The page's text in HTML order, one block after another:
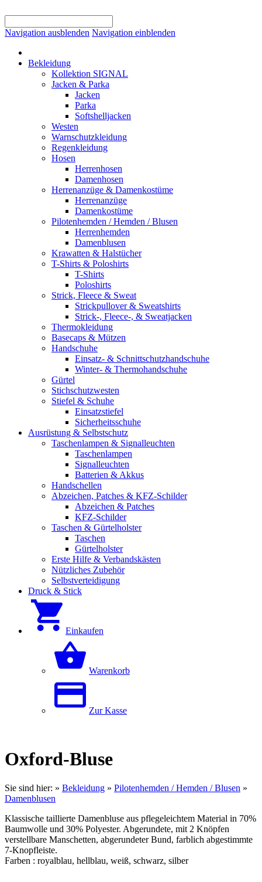
Navigation ausblenden Navigation einblenden
Bekleidung
Kollektion SIGNAL
Jacken & Parka
Jacken
Parka
Softshelljacken
Westen
Warnschutzkleidung
Regenkleidung
Hosen
Herrenhosen
Damenhosen
Herrenanzüge & Damenkostüme
Herrenanzüge
Damenkostüme
Pilotenhemden / Hemden / Blusen
Herrenhemden
Damenblusen
Krawatten & Halstücher
T-Shirts & Poloshirts
T-Shirts
Poloshirts
Strick, Fleece & Sweat
Strickpullover & Sweatshirts
Strick-, Fleece-, & Sweatjacken
Thermokleidung
Basecaps & Mützen
Handschuhe
Einsatz- & Schnittschutzhandschuhe
Winter- & Thermohandschuhe
Gürtel
Stichschutzwesten
Stiefel & Schuhe
Einsatzstiefel
Sicherheitsschuhe
Ausrüstung & Selbstschutz
Taschenlampen & Signalleuchten
Taschenlampen
Signalleuchten
Batterien & Akkus
Handschellen
Abzeichen, Patches & KFZ-Schilder
Abzeichen & Patches
KFZ-Schilder
Taschen & Gürtelholster
Taschen
Gürtelholster
Erste Hilfe & Verbandskästen
Nützliches Zubehör
Selbstverteidigung
Druck & Stick
Einkaufen
Warenkorb
Zur Kasse
Oxford-Bluse
Sie sind hier: » Bekleidung » Pilotenhemden / Hemden / Blusen »
Damenblusen
Klassische taillierte Damenbluse aus pflegeleichtem Material in 70%
Baumwolle und 30% Polyester. Abgerundete, mit 2 Knöpfen
verstellbare Manschetten, abgerundeter Bund, farblich abgestimmte
7-Knopfleiste.
Farben : royalblau, hellblau, weiß, schwarz, silber